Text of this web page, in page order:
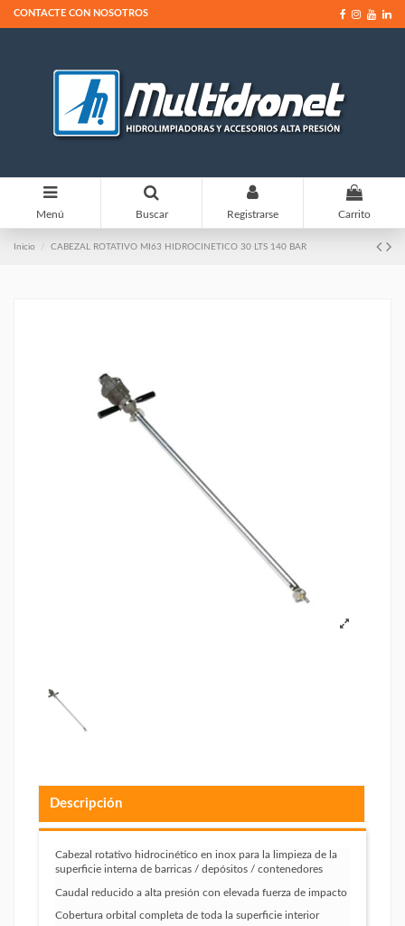
CONTACTE CON NOSOTROS
Menú Buscar Registrarse
0
Carrito
Inicio CABEZAL ROTATIVO MI63 HIDROCINETICO 30 LTS 140 BAR
Descripción
Cabezal rotativo hidrocinético en inox para la limpieza de la
superficie interna de barricas / depósitos / contenedores
Caudal reducido a alta presión con elevada fuerza de impacto
Cobertura orbital completa de toda la superficie interior